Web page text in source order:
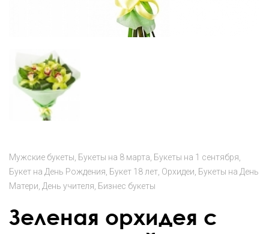
Мужские букеты Букеты на 8 марта Букеты на 1 сентября
Букет на День Рождения Букет 18 лет Орхидеи Букеты на День
Матери День учителя Бизнес букеты
Зеленая орхидея с